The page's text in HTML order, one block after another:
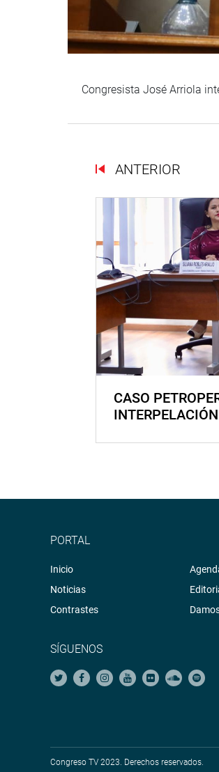
Congresista José Arriola
ANTERIOR
CASO
PORTAL
Inicio
Noticias
Contrastes
SÍGUENOS
Congreso TV 2023. Derechos reservados.